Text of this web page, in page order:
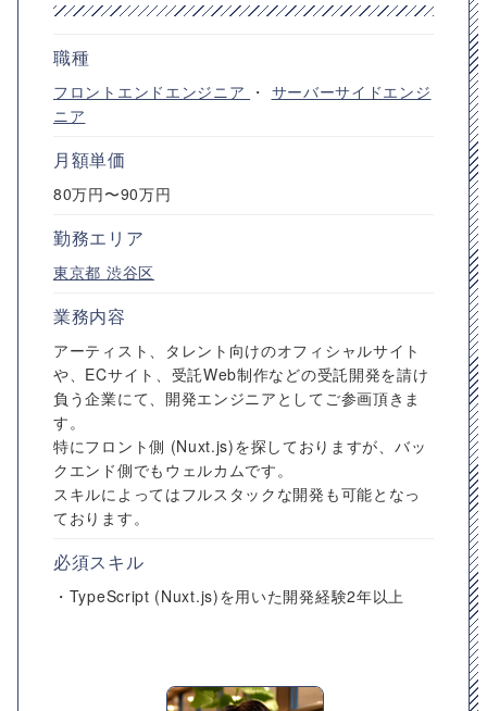
職種
フロントエンドエンジニア ・ サーバーサイドエンジ
ニア
月額単価
80万円〜90万円
勤務エリア
東京都 渋谷区
業務内容
アーティスト、タレント向けのオフィシャルサイト
や、ECサイト、受託Web制作などの受託開発を請け
負う企業にて、開発エンジニアとしてご参画頂きま
す。
特にフロント側 (Nuxt.js)を探しておりますが、バッ
クエンド側でもウェルカムです。
スキルによってはフルスタックな開発も可能となっ
ております。
必須スキル
・TypeScript (Nuxt.js)を用いた開発経験2年以上